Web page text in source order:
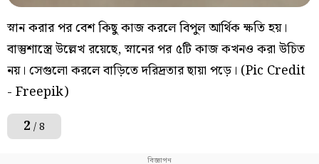
স্নান করার পর বেশ কিছু কাজ করলে বিপুল আর্থিক ক্ষতি হয়।
বাস্তুশাস্ত্রে উল্লেখ রয়েছে, স্নানের পর ৫টি কাজ কখনও করা উচিত
নয়। সেগুলো করলে বাড়িতে দরিদ্রতার ছায়া পড়ে। (Pic Credit
- Freepik)
2 / 8